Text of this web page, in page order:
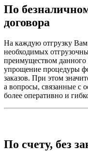
По
договора
На каждую отгрузку Вам
необходимых
преимуществом данного
упрощение процедуры
заказов. При этом
а вопросы, связанные с
более оперативно и
По счету, без